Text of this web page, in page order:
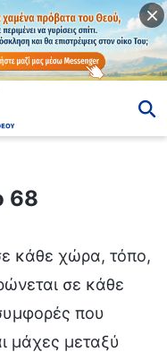
68
κάθε χώρα, τόπο,
σε κάθε
που
μάχες μεταξύ